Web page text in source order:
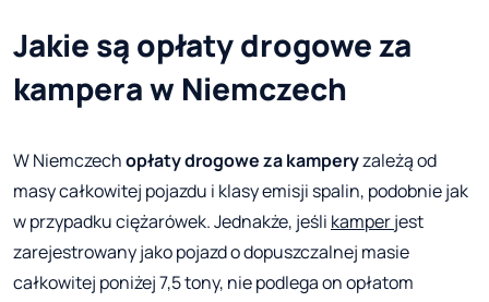
Jakie są opłaty drogowe za
kampera w Niemczech
W Niemczechopłaty drogowe za kamperyzależą od
masy całkowitej pojazdu i klasy emisji spalin, podobnie jak
w przypadku ciężarówek. Jednakże, jeśli kamperjest
zarejestrowany jako pojazd o dopuszczalnej masie
całkowitej poniżej 7,5 tony, nie podlega on opłatom